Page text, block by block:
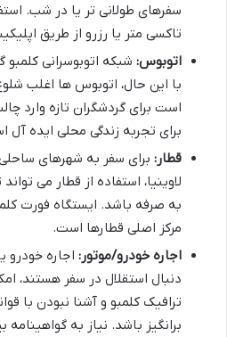
سفرهای طولانی تر یا در شب.
تاکسی متر یا رزرو از طریق
اتوبوس: شبکه اتوبوسرانی
با این حال، اتوبوس ها اغلب
است برای گردشگران تازه وارد
برای تجربه زندگی محلی ایده آل
قطار: برای سفر به شهرهای
لاوینیا، استفاده از قطار می
مرکز اصلی قطارها است.
اجاره خودرو/موتور: اجاره خودرو
دنبال استقلال در سفر هستند،
ترافیک کلمبو و آشنا نبودن با
برانگیز باشد. نیاز به گواهینامه